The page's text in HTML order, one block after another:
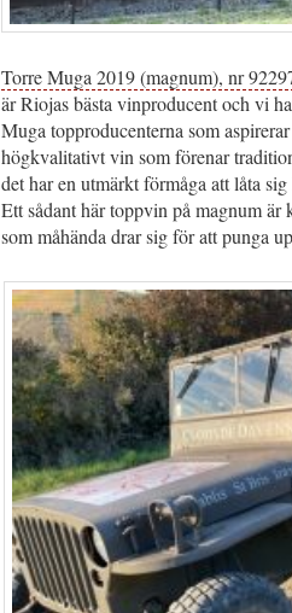
Torre Muga 2019 (magnum), nr
är Riojas bästa vinproducent och vi
Muga topproducenterna som
högkvalitativt vin som förenar
det har en utmärkt förmåga att låta
Ett sådant här toppvin på magnum
som måhända drar sig för att punga